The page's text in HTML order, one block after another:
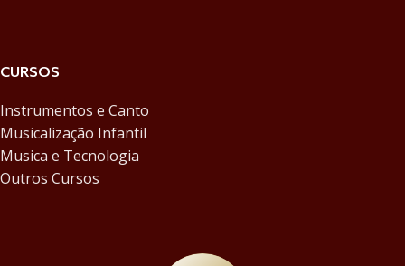
CURSOS
Instrumentos e Canto
Musicalização Infantil
Musica e Tecnologia
Outros Cursos